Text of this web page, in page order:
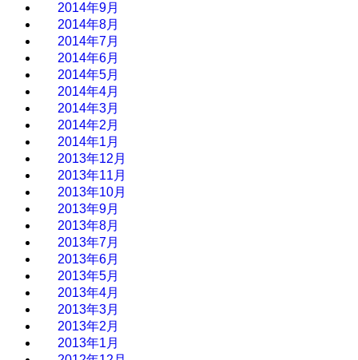
2014年9月
2014年8月
2014年7月
2014年6月
2014年5月
2014年4月
2014年3月
2014年2月
2014年1月
2013年12月
2013年11月
2013年10月
2013年9月
2013年8月
2013年7月
2013年6月
2013年5月
2013年4月
2013年3月
2013年2月
2013年1月